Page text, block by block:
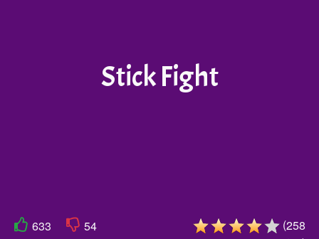
Stick Fight
633 54 (258